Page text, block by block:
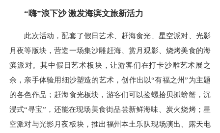
“嗨”浪下沙 激发海滨文旅新活力
此次活动，配套了假日艺术、赶海食光、星空派对、光影
月夜等版块，营造一场集沙雕赶海、赏月观影、烧烤美食的海
滨派对。其中假日艺术板块，让游客们在打卡沙雕艺术展之
余，亲手体验用细沙塑造的艺术，创作出以“有福之州”为主题
的各色作品；赶海食光板块，游客们可以捡螺拾贝抓螃蟹，沉
浸式“寻宝”，还能在现场美食街品尝新鲜海味、炭火烧烤；星
空派对与光影月夜板块，推出福州本土乐队现场演出、露天电